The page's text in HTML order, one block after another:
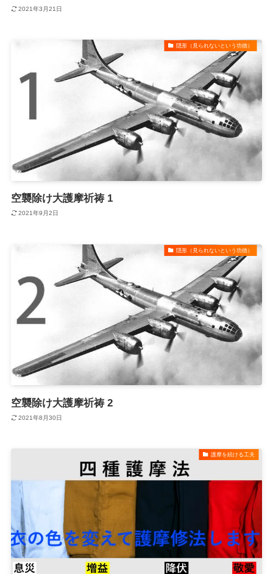
2021年3月21日
隠形（見られないという功徳）
空襲除け大護摩祈祷 1
2021年9月2日
隠形（見られないという功徳）
空襲除け大護摩祈祷 2
2021年8月30日
護摩を続ける工夫